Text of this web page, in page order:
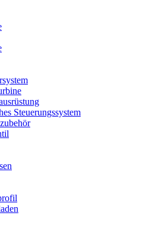
Steuerungssystem